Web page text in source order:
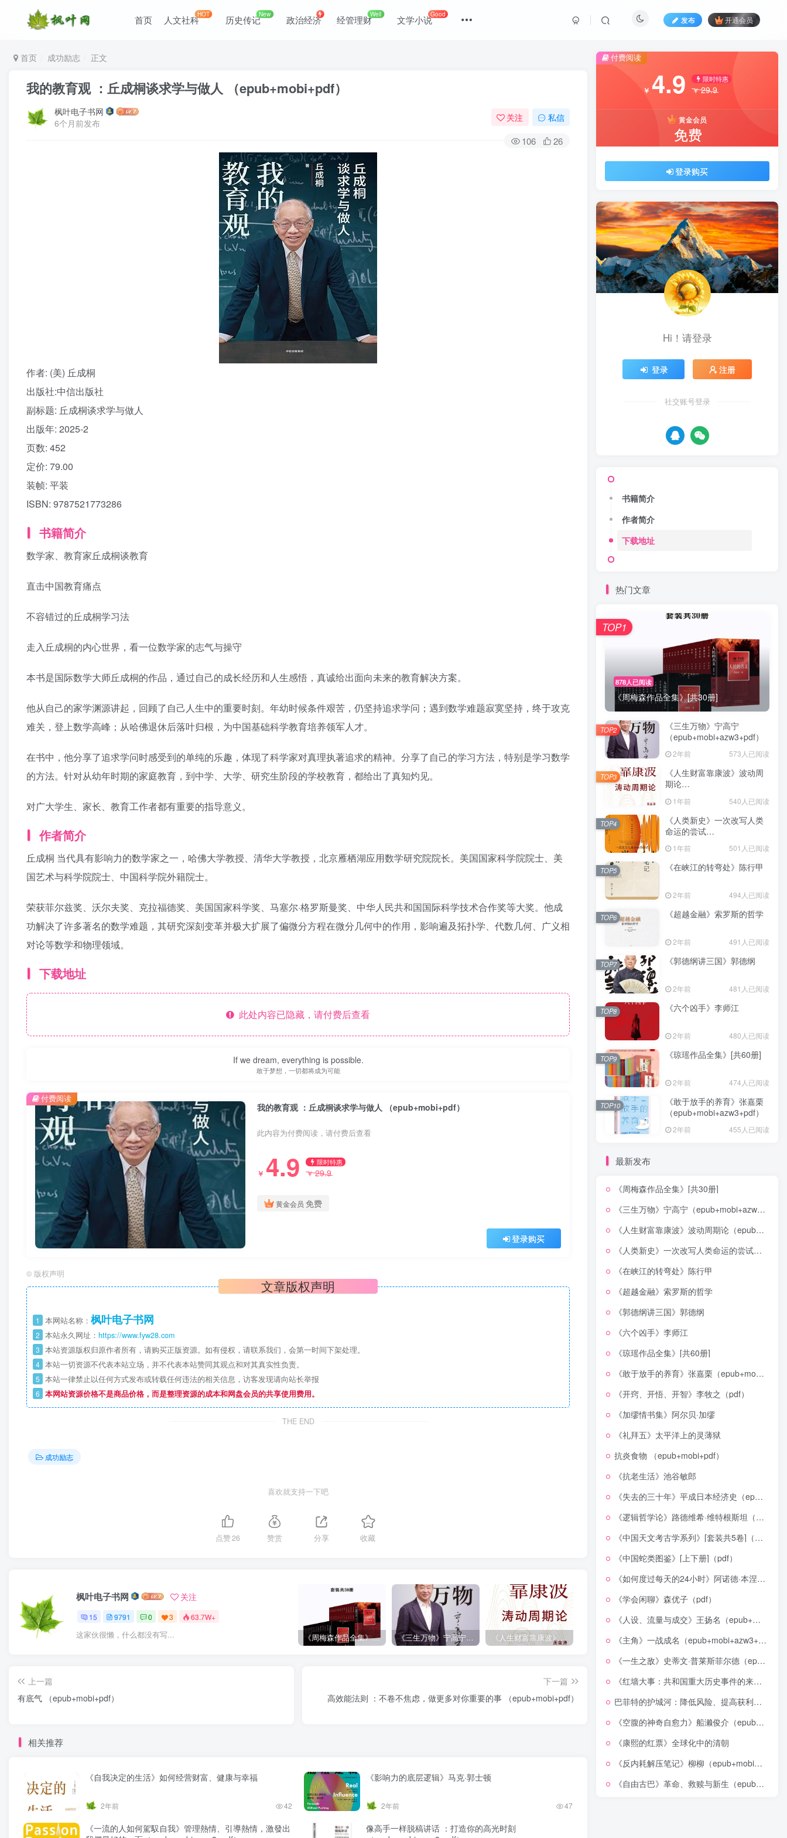
首页 人文社科HOT 历史传记New 政治经济 经管理财Well 文学小说Good
发布 开通会员
首页 成功励志 正文
我的教育观 ：丘成桐谈求学与做人 （epub+mobi+pdf）
枫叶电子书网
6个月前发布
关注 私信
106 26
作者: (美) 丘成桐
出版社:中信出版社
副标题: 丘成桐谈求学与做人
出版年: 2025-2
页数: 452
定价: 79.00
装帧: 平装
ISBN: 9787521773286
书籍简介
数学家、教育家丘成桐谈教育
直击中国教育痛点
不容错过的丘成桐学习法
走入丘成桐的内心世界，看一位数学家的志气与操守
本书是国际数学大师丘成桐的作品，通过自己的成长经历和人生感悟，真诚给出面向未来的教育解决方案。
他从自己的家学渊源讲起，回顾了自己人生中的重要时刻。年幼时候条件艰苦，仍坚持追求学问；遇到数学难题寂寞坚持，终于攻克
难关，登上数学高峰；从哈佛退休后落叶归根，为中国基础科学教育培养领军人才。
在书中，他分享了追求学问时感受到的单纯的乐趣，体现了科学家对真理执著追求的精神。分享了自己的学习方法，特别是学习数学
的方法。针对从幼年时期的家庭教育，到中学、大学、研究生阶段的学校教育，都给出了真知灼见。
对广大学生、家长、教育工作者都有重要的指导意义。
作者简介
丘成桐 当代具有影响力的数学家之一，哈佛大学教授、清华大学教授，北京雁栖湖应用数学研究院院长。美国国家科学院院士、美
国艺术与科学院院士、中国科学院外籍院士。
荣获菲尔兹奖、沃尔夫奖、克拉福德奖、美国国家科学奖、马塞尔·格罗斯曼奖、中华人民共和国国际科学技术合作奖等大奖。他成
功解决了许多著名的数学难题，其研究深刻变革并极大扩展了偏微分方程在微分几何中的作用，影响遍及拓扑学、代数几何、广义相
对论等数学和物理领域。
下载地址
此处内容已隐藏，请付费后查看
If we dream, everything is possible.
敢于梦想，一切都将成为可能
我的教育观 ：丘成桐谈求学与做人 （epub+mobi+pdf）
此内容为付费阅读，请付费后查看
￥ 4.9 限时特惠
￥29.9
黄金会员 免费
登录购买
付费阅读
© 版权声明
文章版权声明
1 本网站名称： 枫叶电子书网
2 本站永久网址： https://www.fyw28.com
3 本站资源版权归原作者所有，请购买正版资源。如有侵权，请联系我们，会第一时间下架处理。
4 本站一切资源不代表本站立场，并不代表本站赞同其观点和对其真实性负责。
5 本站一律禁止以任何方式发布或转载任何违法的相关信息，访客发现请向站长举报
6 本网站资源价格不是商品价格，而是整理资源的成本和网盘会员的共享使用费用。
THE END
成功励志
喜欢就支持一下吧
点赞26 赞赏 分享 收藏
枫叶电子书网 关注
15 9791 0 3 63.7W+
这家伙很懒，什么都没有写... 《周梅森作品全集》[共30册] 《三生万物》宁高宁（epub+mobi+azw3+pdf） 《人生财富靠康波》波动周期论（epub+mobi+azw3+pdf） 《人类新史》一次改写人类命运的尝试（epub+mobi+azw3+pdf） 《在峡江的转弯处》陈行甲
上一篇
有底气 （epub+mobi+pdf）
下一篇
高效能法则 ：不卷不焦虑，做更多对你重要的事 （epub+mobi+pdf）
相关推荐
《自我决定的生活》如何经营财富、健康与幸福
2年前 42
《影响力的底层逻辑》马克·郭士顿
2年前 47
《一流的人如何駕馭自我》管理熱情、引導熱情，激發出
像高手一样脱稿讲话 ：打造你的高光时刻
付费阅读
￥ 4.9 限时特惠
￥29.9
黄金会员
免费
登录购买
Hi！请登录
登录 注册
社交账号登录
书籍简介
作者简介
下载地址
热门文章
878人已阅读
《周梅森作品全集》[共30册]
TOP1
《三生万物》宁高宁
（epub+mobi+azw3+pdf）
2年前 573人已阅读
TOP2
《人生财富靠康波》波动周
期论
1年前 540人已阅读
TOP3
《人类新史》一次改写人类
命运的尝试
1年前 501人已阅读
TOP4
《在峡江的转弯处》陈行甲
2年前 494人已阅读
TOP5
《超越金融》索罗斯的哲学
2年前 491人已阅读
TOP6
《郭德纲讲三国》郭德纲
2年前 481人已阅读
TOP7
《六个凶手》李师江
2年前 480人已阅读
TOP8
《琼瑶作品全集》[共60册]
2年前 474人已阅读
TOP9
《敢于放手的养育》张嘉栗
（epub+mobi+azw3+pdf）
2年前 455人已阅读
TOP10
最新发布
《周梅森作品全集》[共30册]
《三生万物》宁高宁（epub+mobi+azw3+pdf）
《人生财富靠康波》波动周期论（epub+mobi+azw3+pdf）
《人类新史》一次改写人类命运的尝试（epub+mobi+azw3+pdf）
《在峡江的转弯处》陈行甲
《超越金融》索罗斯的哲学
《郭德纲讲三国》郭德纲
《六个凶手》李师江
《琼瑶作品全集》[共60册]
《敢于放手的养育》张嘉栗（epub+mobi+azw3+pdf）
《开窍、开悟、开智》李牧之（pdf）
《加缪情书集》阿尔贝·加缪
《礼拜五》太平洋上的灵薄狱
抗炎食物 （epub+mobi+pdf）
《抗老生活》池谷敏郎
《失去的三十年》平成日本经济史（epub+mobi+azw3+pdf）
《逻辑哲学论》路德维希·维特根斯坦（epub+mobi+azw3+pdf）
《中国天文考古学系列》[套装共5卷]（epub+mobi+azw3+pdf）
《中国蛇类图鉴》[上下册]（pdf）
《如何度过每天的24小时》阿诺德·本涅特（epub+mobi+azw3+pdf）
《学会闲聊》森优子（pdf）
《人设、流量与成交》王扬名（epub+mobi+azw3+pdf）
《主角》一战成名（epub+mobi+azw3+pdf）
《一生之敌》史蒂文·普莱斯菲尔德（epub+mobi+azw3+pdf）
《红墙大事：共和国重大历史事件的来龙去脉》（全二册）（pdf）
巴菲特的护城河：降低风险、提高获利的股市真规则(epub+azw3+mobi)
《空腹的神奇自愈力》船濑俊介（epub+mobi+azw3+pdf）
《康熙的红票》全球化中的清朝
《反内耗解压笔记》柳柳（epub+mobi+azw3+pdf）
《自由古巴》革命、救赎与新生（epub+mobi+azw3+pdf）
登录
没有账号？立即注册
用户名/手机号/邮箱
登录密码
记住登录